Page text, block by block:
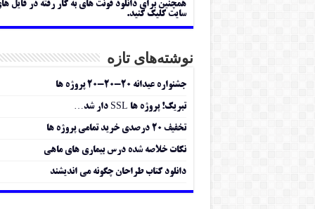
همچنین برای دانلود فونت های به کار رفته در فایل
سایت کلیک کنید.
نوشته‌های تازه
جشنواره عیدانه ۲۰-۲۰-۲۰ پروژه ها
تبریک! پروژه ها SSL دار شد…
تخفیف ۲۰ درصدی خرید تمامی پروژه ها
نکات خلاصه شده درس بیماری های ماهی
دانلود کتاب طراحان چگونه می اندیشند